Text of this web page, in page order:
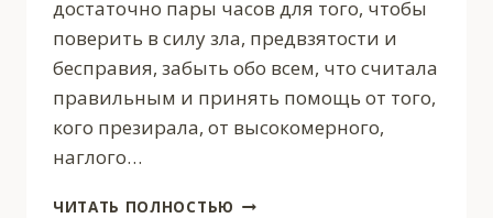
достаточно пары часов для того, чтобы
поверить в силу зла, предвзятости и
бесправия, забыть обо всем, что считала
правильным и принять помощь от того,
кого презирала, от высокомерного,
наглого…
ЧИТАТЬ ПОЛНОСТЬЮ НЕОНОВЫЙ